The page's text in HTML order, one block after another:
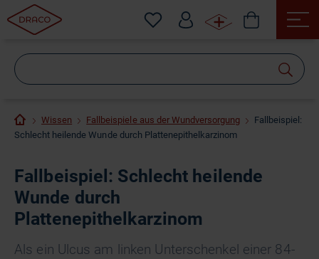
Wissen Fallbeispiele aus der Wundversorgung
Fallbeispiel:
Schlecht heilende Wunde durch Plattenepithelkarzinom
Fallbeispiel: Schlecht heilende
Wunde durch
Plattenepithelkarzinom
Als ein Ulcus am linken Unterschenkel einer 84-
suchen